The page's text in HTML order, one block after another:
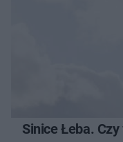
Sinice Łeba.